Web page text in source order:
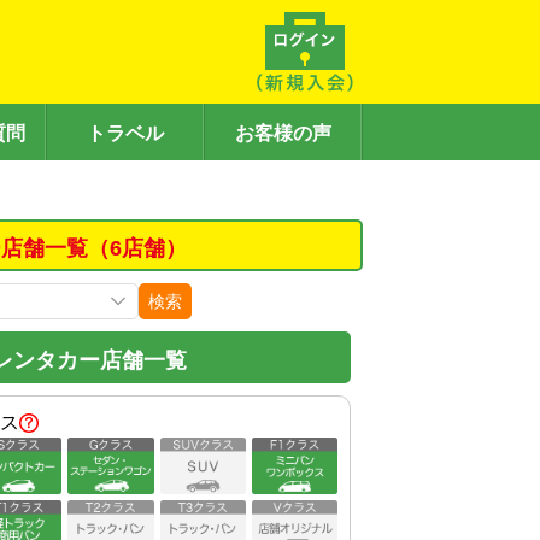
問 トラベル お客様の声
舗一覧（6店舗）
検索
ンタカー店舗一覧